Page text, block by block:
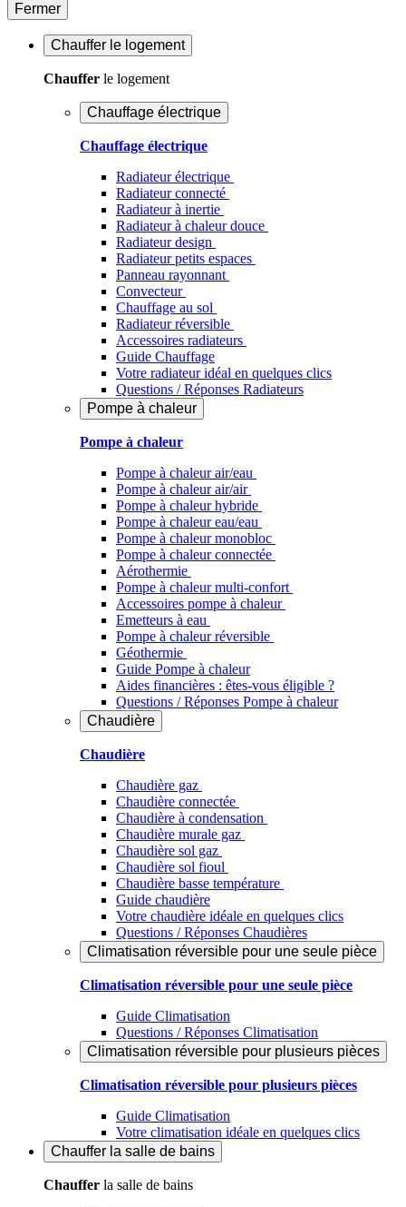
Fermer
Chauffer le logement
Chauffer le logement
Chauffage électrique
Chauffage électrique
Radiateur électrique
Radiateur connecté
Radiateur à inertie
Radiateur à chaleur douce
Radiateur design
Radiateur petits espaces
Panneau rayonnant
Convecteur
Chauffage au sol
Radiateur réversible
Accessoires radiateurs
Guide Chauffage
Votre radiateur idéal en quelques clics
Questions / Réponses Radiateurs
Pompe à chaleur
Pompe à chaleur
Pompe à chaleur air/eau
Pompe à chaleur air/air
Pompe à chaleur hybride
Pompe à chaleur​ eau/eau
Pompe à chaleur monobloc
Pompe à chaleur connectée
Aérothermie
Pompe à chaleur multi-confort
Accessoires pompe à chaleur
Emetteurs à eau
Pompe à chaleur réversible
Géothermie
Guide Pompe à chaleur
Aides financières : êtes-vous éligible ?
Questions / Réponses Pompe à chaleur
Chaudière
Chaudière
Chaudière gaz
Chaudière connectée
Chaudière à condensation
Chaudière murale gaz
Chaudière sol gaz
Chaudière sol fioul
Chaudière basse température
Guide chaudière
Votre chaudière idéale en quelques clics
Questions / Réponses Chaudières
Climatisation réversible pour une seule pièce
Climatisation réversible pour une seule pièce
Guide Climatisation
Questions / Réponses Climatisation
Climatisation réversible pour plusieurs pièces
Climatisation réversible pour plusieurs pièces
Guide Climatisation
Votre climatisation idéale en quelques clics
Chauffer la salle de bains
Chauffer la salle de bains